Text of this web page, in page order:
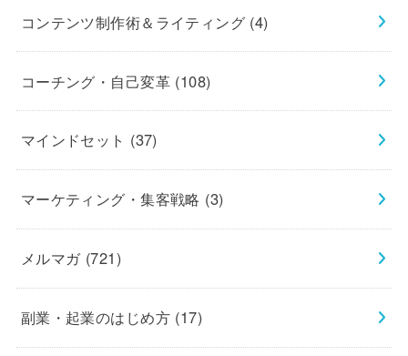
コンテンツ制作術＆ライティング (4)
コーチング・自己変革 (108)
マインドセット (37)
マーケティング・集客戦略 (3)
メルマガ (721)
副業・起業のはじめ方 (17)